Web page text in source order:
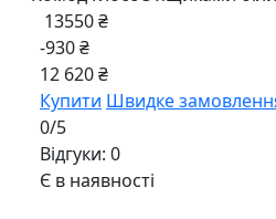
13550 ₴
-930 ₴
12 620 ₴
Купити Швидке
0/5
Відгуки: 0
Є в наявності